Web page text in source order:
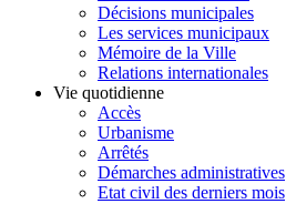
Décisions municipales
Les services municipaux
Mémoire de la Ville
Relations internationales
Vie quotidienne
Accès
Urbanisme
Arrêtés
Démarches administratives
Etat civil des derniers mois